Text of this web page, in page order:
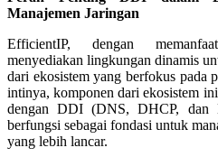
Manajemen Jaringan
EfficientIP, dengan
menyediakan lingkungan dinamis
dari ekosistem yang berfokus pada
intinya, komponen dari ekosistem
dengan DDI (DNS, DHCP, dan
berfungsi sebagai fondasi untuk
yang lebih lancar.